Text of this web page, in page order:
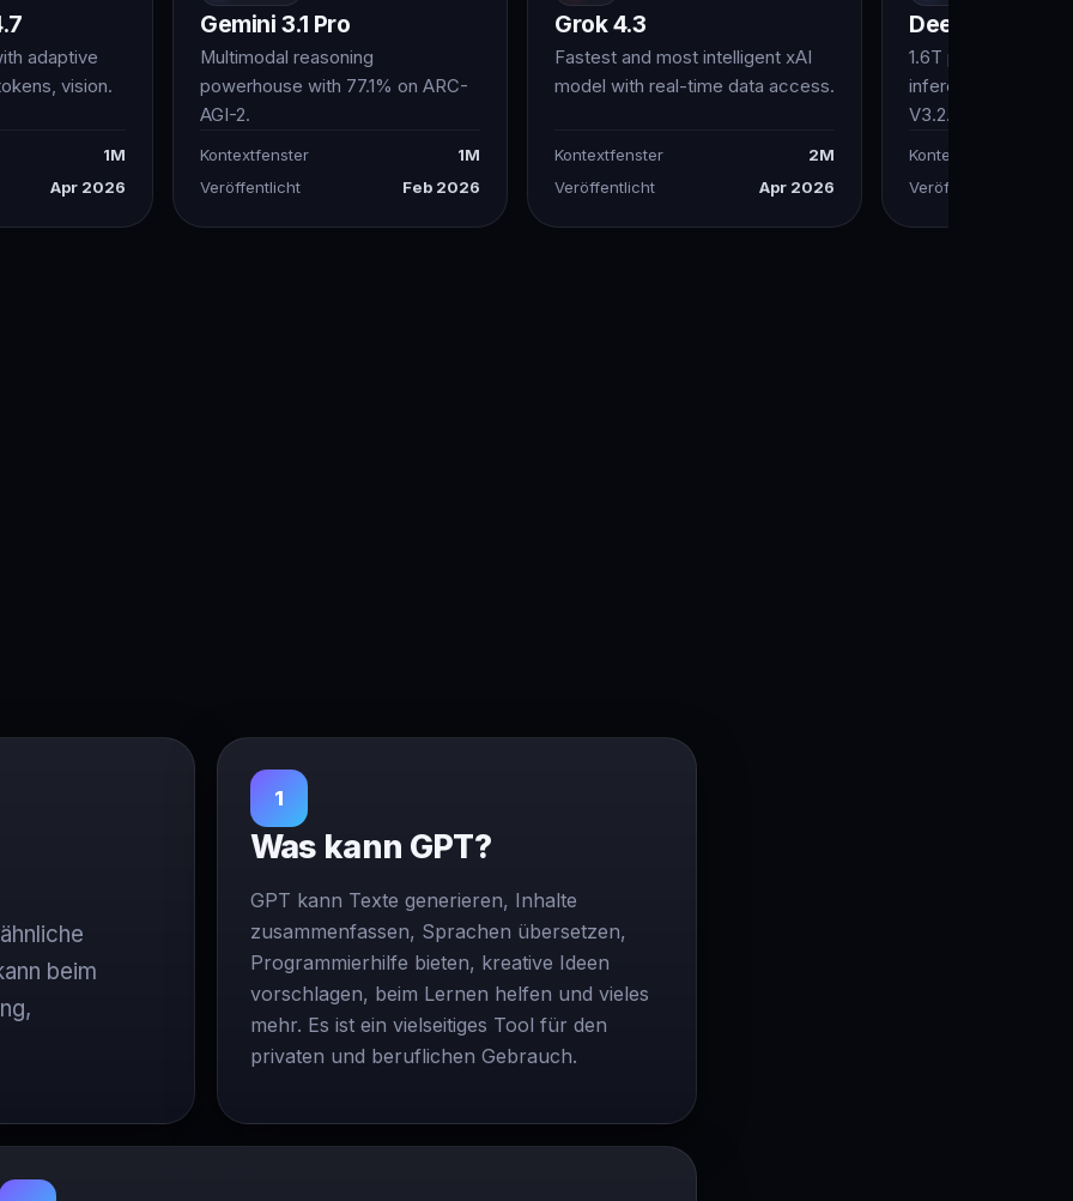
adaptive
vision.
1M
Apr 2026
Gemini 3.1 Pro
Multimodal reasoning
powerhouse with 77.1% on ARC-
AGI-2.
Kontextfenster
1M
Veröffentlicht
Feb 2026
Grok 4.3
Fastest and most intelligent xAI
model with real-time data access.
Kontextfenster
2M
Veröffentlicht
Apr 2026
DeepSeek V4-
1.6T parameter
inference
V3.2.
Kontextfenster
Veröffentlicht
beim
1
Was kann GPT?
GPT kann Texte generieren, Inhalte
zusammenfassen, Sprachen übersetzen,
Programmierhilfe bieten, kreative Ideen
vorschlagen, beim Lernen helfen und vieles
mehr. Es ist ein vielseitiges Tool für den
privaten und beruflichen Gebrauch.